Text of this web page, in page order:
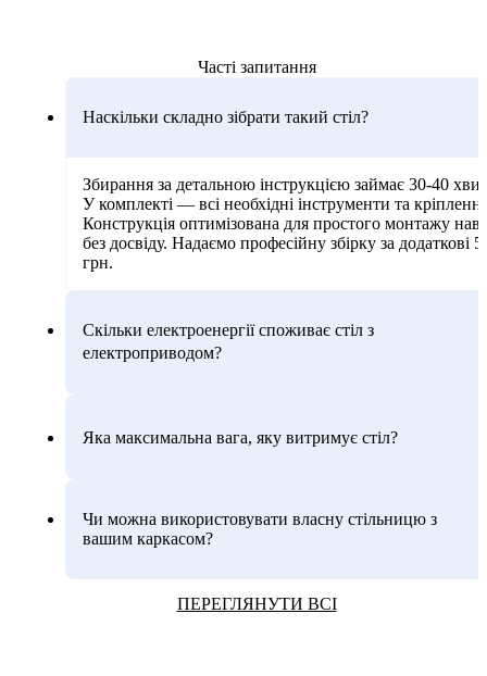
Часті запитання
Наскільки складно зібрати такий стіл?
Збирання за детальною інструкцією займає 30-40
У комплекті — всі необхідні інструменти та
Конструкція оптимізована для простого монтажу
без досвіду. Надаємо професійну збірку за додаткові
грн.
Скільки електроенергії споживає стіл з
електроприводом?
Яка максимальна вага, яку витримує стіл?
Чи можна використовувати власну стільницю з
вашим каркасом?
ПЕРЕГЛЯНУТИ ВСІ